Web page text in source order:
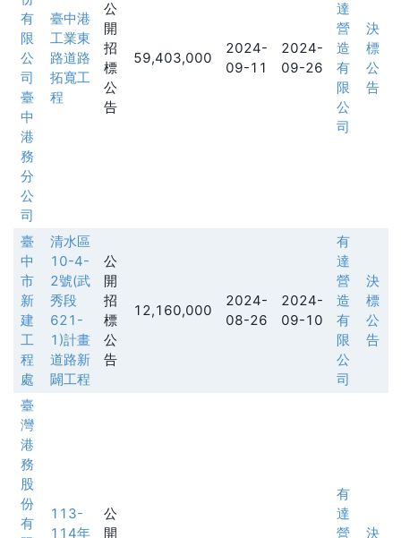
有
限
公
司
臺
中
港
務
分
公
司
臺中港
工業東
路道路
拓寬工
程
公
開
招
標
公
告
59,403,000
2024-
09-11
2024-
09-26
達
營
造
有
限
公
司
決
標
公
告
臺
中
市
新
建
工
程
處
清水區
10-4-
2號(武
秀段
621-
1)計畫
道路新
闢工程
公
開
招
標
公
告
12,160,000
2024-
08-26
2024-
09-10
有
達
營
造
有
限
公
司
決
標
公
告
臺
灣
港
務
股
份
有
113-
114年
公
開
有
達
營
決